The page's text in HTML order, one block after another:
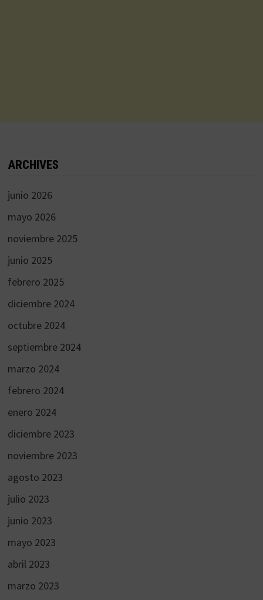
ARCHIVES
junio 2026
mayo 2026
noviembre 2025
junio 2025
febrero 2025
diciembre 2024
octubre 2024
septiembre 2024
marzo 2024
febrero 2024
enero 2024
diciembre 2023
noviembre 2023
agosto 2023
julio 2023
junio 2023
mayo 2023
abril 2023
marzo 2023